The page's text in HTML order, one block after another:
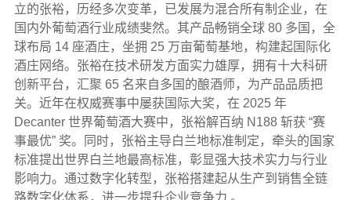
立的张裕，历经多次变革，已发展为混合所有制企业，在
国内外葡萄酒行业成绩斐然。其产品畅销全球 80 多国，全
球布局 14 座酒庄，坐拥 25 万亩葡萄基地，构建起国际化
酒庄网络。张裕在技术研发方面实力雄厚，拥有十大科研
创新平台，汇聚 65 名来自多国的酿酒师，为产品品质把
关。近年在权威赛事中屡获国际大奖，在 2025 年
Decanter 世界葡萄酒大赛中，张裕解百纳 N188 斩获 “赛
事最优” 奖。同时，张裕主导白兰地标准制定，牵头的国家
标准提出世界白兰地最高标准，彰显强大技术实力与行业
影响力。通过数字化转型，张裕搭建起从生产到销售全链
路数字化体系，进一步提升企业竞争力 。